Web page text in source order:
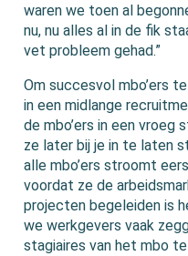
waren we toen al
nu, nu alles al in de fik
vet probleem gehad.”
Om succesvol mbo’ers
in een midlange
de mbo’ers in een vroeg
ze later bij je in te laten
alle mbo’ers stroomt
voordat ze de
projecten begeleiden is
we werkgevers vaak
stagiaires van het mbo